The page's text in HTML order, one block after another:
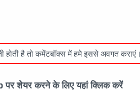
होती है तो कमेंटबॉक्स में हमे इससे अवगत कराएं।
पर शेयर करने के लिए यहां क्लिक करें